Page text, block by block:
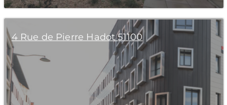
4 Rue de Pierre Hadot 51100